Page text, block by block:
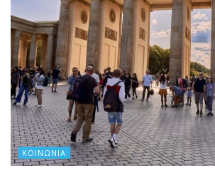
ΚΟΙΝΩΝΊΑ